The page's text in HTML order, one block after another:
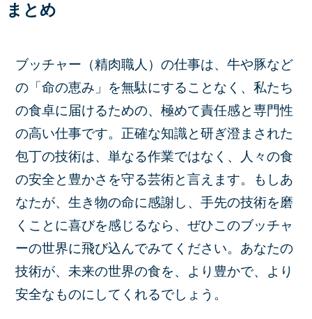
まとめ
ブッチャー（精肉職人）の仕事は、牛や豚など
の「命の恵み」を無駄にすることなく、私たち
の食卓に届けるための、極めて責任感と専門性
の高い仕事です。正確な知識と研ぎ澄まされた
包丁の技術は、単なる作業ではなく、人々の食
の安全と豊かさを守る芸術と言えます。もしあ
なたが、生き物の命に感謝し、手先の技術を磨
くことに喜びを感じるなら、ぜひこのブッチャ
ーの世界に飛び込んでみてください。あなたの
技術が、未来の世界の食を、より豊かで、より
安全なものにしてくれるでしょう。